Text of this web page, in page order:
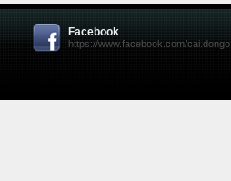
Facebook
https://www.facebook.com/cai.dongo